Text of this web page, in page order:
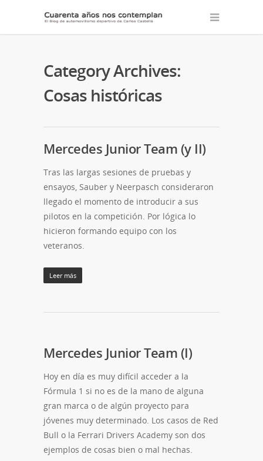
Category Archives:
Cosas históricas
Mercedes Junior Team (y II)
Tras las largas sesiones de pruebas y
ensayos, Sauber y Neerpasch consideraron
llegado el momento de introducir a sus
pilotos en la competición. Por lógica lo
hicieron formando equipo con los
veteranos.
Leer más
Mercedes Junior Team (I)
Hoy en día es muy difícil acceder a la
Fórmula 1 si no es de la mano de alguna
gran marca o de algún proyecto para
jóvenes muy determinado. Los casos de Red
Bull o la Ferrari Drivers Academy son dos
ejemplos de cosas bien o mal hechas.